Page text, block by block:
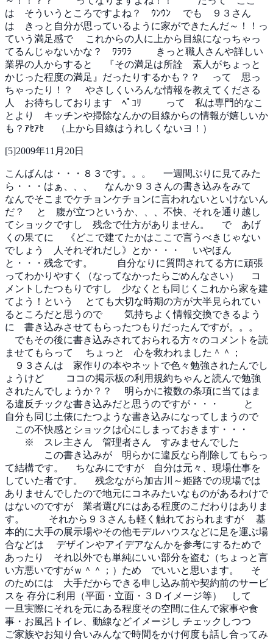
は そういうところですよね？ ｳﾝｳﾝ
でも ９３さん
は きっと自分が思っているように家ができたんだ～！！っ
ていう満足感で
これからの人に上から目線になっちゃっ
てるんじゃないかな？ ﾜﾗﾜﾗ
きっと職人さんや詳しい
業界の人からすると
『その満足は所詮 素人がちょっと
かじった程度の満足』だったりするかも？？
って 思っ
ちゃったり！？
やさしくいろんな情報を教えてくださる
人 お待ちしております ﾍﾟｺﾘ
って 私は専門的なこ
とより キッチンや掃除なんかの目線からの情報が嬉しいか
も？ｱｾｱｾ
（上から目線はうれしくないヨ！）
[5]2009年11月20日
こんばんは・・・８３です。。。
一週間ぶりに見てみた
ら・・・はぁ、、、
なんか９３さんの書き込みをみて
なんでそこまでケチョンケチョンに言われないといけないん
だ？
と 腹が立つというか、、、不快、それを通り越し
てショックですし 残念で仕方がありません。
で あげ
くの果てに
《どこで建てたかはここで言うべきじゃない
でしょう 人それぞれだし》とか・・・
いやほん
と・・・残念です。
自分なりに質問されてる方に頑張
ってわかりやすく（なってなかったらごめんなさい）
コ
メントしたつもりですし 少なくとも同じくこれから家を建
てよう！という
とても大切な時期の方が大半見られてい
るところだと思うので
気持ちよく情報交換できるよう
に 書き込みさせてもらったつもりだったんですが。。。
でもその後に書き込みされておられる方々のコメントを読
ませてもらって
ちょっと 心を救われました＾＾；
９３さんは 家作りの本やネットで色々勉強されたんでし
ょうけど
ココの掲示板の利用規約ちゃんと読んで勉強
されたんでしょうか？？
明らかに複数の条項に当てはま
る違反チックな書き込みだと思うのですが・・・
と
自分も同じ土俵にたつような書き込みになってしまうので
この不快感とショックは心にしまっておきます・・・
※ スレ主さん 管理者さん すみませんでした
この書き込みが 明らかに違反なら削除してもらっ
て結構です。
ちなみにですが 自分は元々、現場仕事を
していた者です。
残念ながら加古川～姫路での現場では
ありませんでしたので地元にコネみたいなものがあるわけで
はないのですが 業者選びにはある程度のこだわりはありま
す。
それから９３さんも軽く触れておられますが 基
本的に大手の展示場やその他モデルハウスなどに足を運ぶ場
合などは デザインやアイデアなんかを参考にするためで
あったり それ以外でも単純にいい部分を盗む（ちょっと言
い方悪いですがｗ＾＾；）ため でいいと思います。
そ
のためには 大手だからできる申し込み前や契約前のサービ
スを 存分に利用（平面・立面・３Ｄイメージ等） して
一旦実際にそれを元にある程度その空間に住んで家事や食
事・お風呂トイレ、動線などイメージし チェックしつつ
ご家族やお知り合いみんなで時間をかけ何度も話し合ってみ